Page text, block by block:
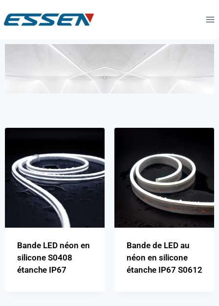
Bande LED néon en
silicone S0408
étanche IP67
Bande de LED au
néon en silicone
étanche IP67 S0612